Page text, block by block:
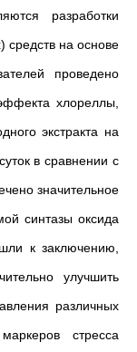
разработки
средств на основе
проведено
хлореллы,
экстракта на
в сравнении с
значительное
синтазы оксида
к заключению,
улучшить
различных
стресса